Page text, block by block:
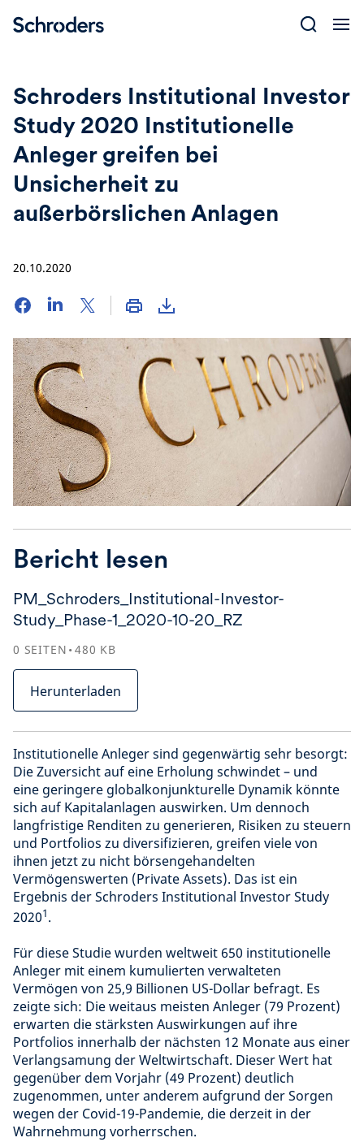
Schroders Institutional Investor
Study 2020 Institutionelle
Anleger greifen bei
Unsicherheit zu
außerbörslichen Anlagen
20.10.2020
Bericht lesen
PM_Schroders_Institutional-Investor-
Study_Phase-1_2020-10-20_RZ
0 SEITEN 480 KB
Herunterladen
Institutionelle Anleger sind gegenwärtig sehr besorgt:
Die Zuversicht auf eine Erholung schwindet – und
eine geringere globalkonjunkturelle Dynamik könnte
sich auf Kapitalanlagen auswirken. Um dennoch
langfristige Renditen zu generieren, Risiken zu steuern
und Portfolios zu diversifizieren, greifen viele von
ihnen jetzt zu nicht börsengehandelten
Vermögenswerten (Private Assets). Das ist ein
Ergebnis der Schroders Institutional Investor Study
20201.
Für diese Studie wurden weltweit 650 institutionelle
Anleger mit einem kumulierten verwalteten
Vermögen von 25,9 Billionen US-Dollar befragt. Es
zeigte sich: Die weitaus meisten Anleger (79 Prozent)
erwarten die stärksten Auswirkungen auf ihre
Portfolios innerhalb der nächsten 12 Monate aus einer
Verlangsamung der Weltwirtschaft. Dieser Wert hat
gegenüber dem Vorjahr (49 Prozent) deutlich
zugenommen, unter anderem aufgrund der Sorgen
wegen der Covid-19-Pandemie, die derzeit in der
Wahrnehmung vorherrschen.